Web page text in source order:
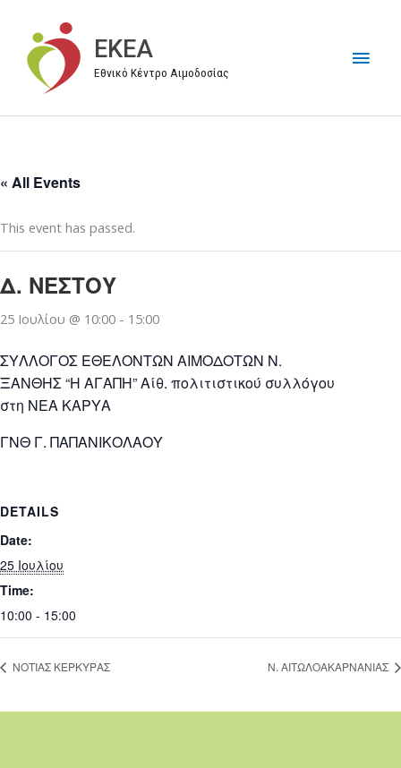
περιεχόμενο
EKEA
Εθνικό Κέντρο Αιμοδοσίας
« All Events
This event has passed.
Δ. ΝΕΣΤΟΥ
25 Ιουλίου @ 10:00 - 15:00
ΣΥΛΛΟΓΟΣ ΕΘΕΛΟΝΤΩΝ ΑΙΜΟΔΟΤΩΝ Ν.
ΞΑΝΘΗΣ “Η ΑΓΑΠΗ” Αίθ. πολιτιστικού συλλόγου
στη ΝΕΑ ΚΑΡΥΑ
ΓΝΘ Γ. ΠΑΠΑΝΙΚΟΛΑΟΥ
DETAILS
Date:
25 Ιουλίου
Time:
10:00 - 15:00
ΝΟΤΙΑΣ ΚΕΡΚΥΡΑΣ Ν. ΑΙΤΩΛΟΑΚΑΡΝΑΝΙΑΣ